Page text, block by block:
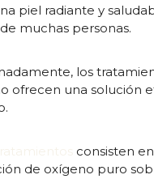
piel radiante y
muchas personas.
los
ofrecen una solución
consisten
de oxígeno puro